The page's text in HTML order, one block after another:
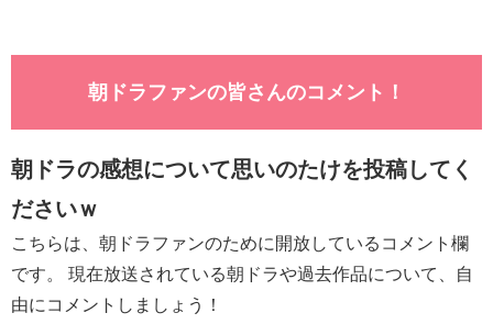
朝ドラファンの皆さんのコメント！
朝ドラの感想について思いのたけを投稿してく
ださいｗ
こちらは、朝ドラファンのために開放しているコメント欄
です。 現在放送されている朝ドラや過去作品について、自
由にコメントしましょう！